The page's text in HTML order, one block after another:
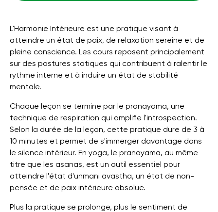
L'Harmonie Intérieure est une pratique visant à
atteindre un état de paix, de relaxation sereine et de
pleine conscience. Les cours reposent principalement
sur des postures statiques qui contribuent à ralentir le
rythme interne et à induire un état de stabilité
mentale.
Chaque leçon se termine par le pranayama, une
technique de respiration qui amplifie l'introspection.
Selon la durée de la leçon, cette pratique dure de 3 à
10 minutes et permet de s'immerger davantage dans
le silence intérieur. En yoga, le pranayama, au même
titre que les asanas, est un outil essentiel pour
atteindre l'état d'unmani avastha, un état de non-
pensée et de paix intérieure absolue.
Plus la pratique se prolonge, plus le sentiment de